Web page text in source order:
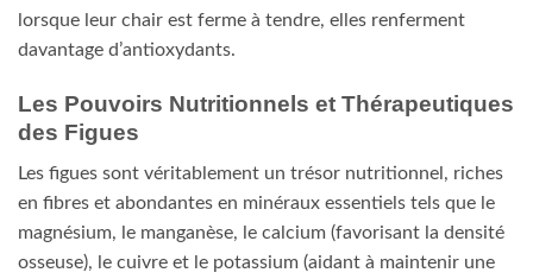
lorsque leur chair est ferme à tendre, elles renferment
davantage d’antioxydants.
Les Pouvoirs Nutritionnels et Thérapeutiques
des Figues
Les figues sont véritablement un trésor nutritionnel, riches
en fibres et abondantes en minéraux essentiels tels que le
magnésium, le manganèse, le calcium (favorisant la densité
osseuse), le cuivre et le potassium (aidant à maintenir une